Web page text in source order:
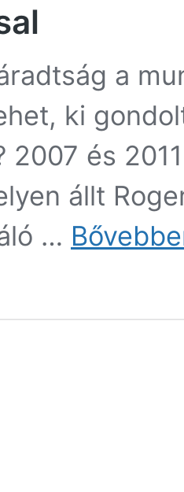
a
ki
2007 és
állt
…